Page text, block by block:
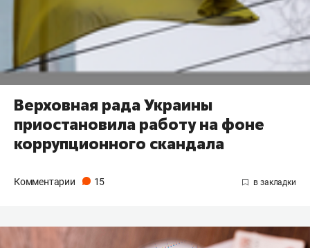
Верховная рада Украины
приостановила работу на фоне
коррупционного скандала
Комментарии 15